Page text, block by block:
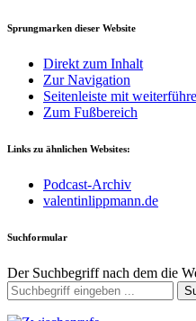
Sprungmarken dieser Website
Direkt zum Inhalt
Zur Navigation
Seitenleiste mit
Zum Fußbereich
Links zu ähnlichen Websites:
Podcast-Archiv
valentinlippmann.de
Suchformular
Der Suchbegriff nach dem die